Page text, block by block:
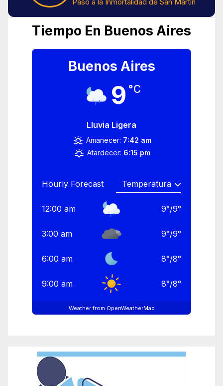
Paso a la Inmortalidad de San Martín
Tiempo En Buenos Aires
Buenos Aires
9 °C
Lluvia Ligera
Amanecer: 7:42 am
Atardecer: 6:15 pm
Hourly Forecast
12:00 am 9°/9°
3:00 am 9°/9°
6:00 am 8°/8°
9:00 am 8°/8°
Weather from OpenWeatherMap